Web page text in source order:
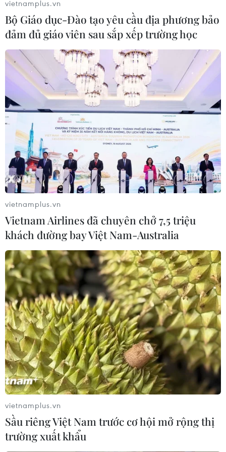
vietnamplus.vn
Bộ Giáo dục-Đào tạo yêu cầu địa phương bảo
đảm đủ giáo viên sau sắp xếp trường học
vietnamplus.vn
Vietnam Airlines đã chuyên chở 7,5 triệu
khách đường bay Việt Nam-Australia
vietnamplus.vn
Sầu riêng Việt Nam trước cơ hội mở rộng thị
trường xuất khẩu